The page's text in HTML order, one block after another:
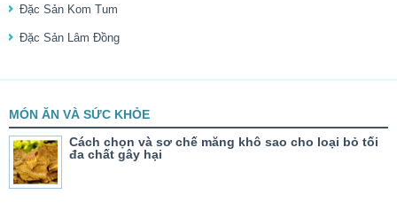
Đặc Sản Kom Tum
Đặc Sản Lâm Đồng
MÓN ĂN VÀ SỨC KHỎE
Cách chọn và sơ chế măng khô sao cho loại bỏ tối
đa chất gây hại